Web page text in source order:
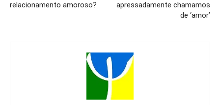
relacionamento amoroso?
apressadamente chamamos
de ‘amor’